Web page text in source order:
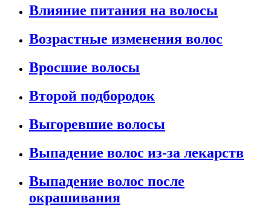
Влияние питания на волосы
Возрастные изменения волос
Вросшие волосы
Второй подбородок
Выгоревшие волосы
Выпадение волос из-за лекарств
Выпадение волос после
окрашивания